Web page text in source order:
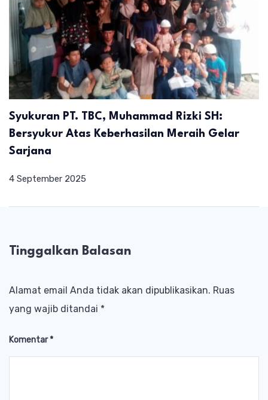
Syukuran PT. TBC, Muhammad Rizki SH:
Bersyukur Atas Keberhasilan Meraih Gelar
Sarjana
4 September 2025
Tinggalkan Balasan
Alamat email Anda tidak akan dipublikasikan. Ruas
yang wajib ditandai *
Komentar*